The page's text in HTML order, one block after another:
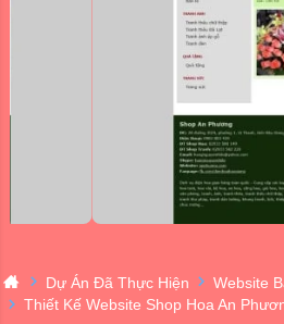
Dự Án Đã Thực Hiện
Website
Thiết Kế Website Shop Hoa An